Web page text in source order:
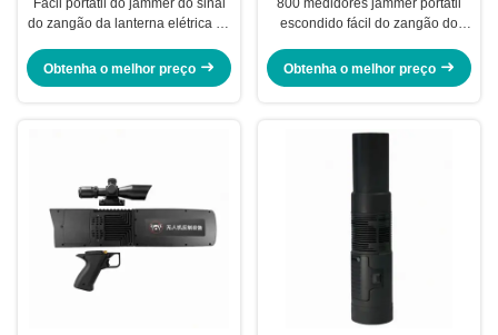
Fácil portátil do jammer do sinal
do zangão da lanterna elétrica de
watts jammer do zangão
Obtenha o melhor preço
800 medidores jammer portátil
escondido fácil do zangão do
Obtenha o melhor preço